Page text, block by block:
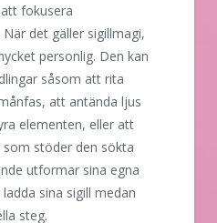
fokusera
det gäller sigillmagi,
personlig. Den kan
såsom att rita
att antända ljus
elementen, eller att
stöder den sökta
utformar sina egna
sina sigill medan
steg.